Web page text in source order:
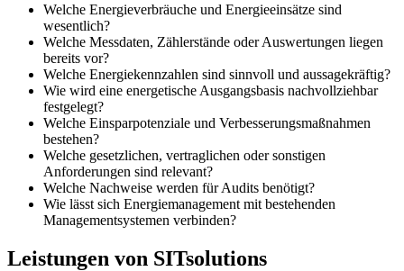
Welche Energieverbräuche und Energieeinsätze sind
wesentlich?
Welche Messdaten, Zählerstände oder Auswertungen liegen
bereits vor?
Welche Energiekennzahlen sind sinnvoll und aussagekräftig?
Wie wird eine energetische Ausgangsbasis nachvollziehbar
festgelegt?
Welche Einsparpotenziale und Verbesserungsmaßnahmen
bestehen?
Welche gesetzlichen, vertraglichen oder sonstigen
Anforderungen sind relevant?
Welche Nachweise werden für Audits benötigt?
Wie lässt sich Energiemanagement mit bestehenden
Managementsystemen verbinden?
Leistungen von SITsolutions